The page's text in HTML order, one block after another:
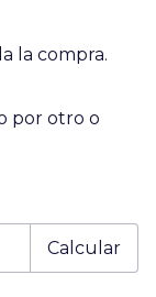
la compra.
por otro o
Calcular